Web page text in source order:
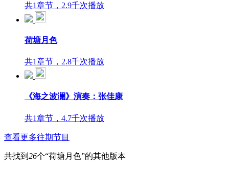
共1章节，2.9千次播放
荷塘月色
共1章节，2.8千次播放
《海之波澜》演奏：张佳康
共1章节，4.7千次播放
查看更多往期节目
共找到 26个“荷塘月色”的其他版本